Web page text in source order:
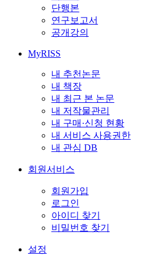
단행본
연구보고서
공개강의
MyRISS
내 추천논문
내 책장
내 최근 본 논문
내 저작물관리
내 구매·신청 현황
내 서비스 사용권한
내 관심 DB
회원서비스
회원가입
로그인
아이디 찾기
비밀번호 찾기
설정